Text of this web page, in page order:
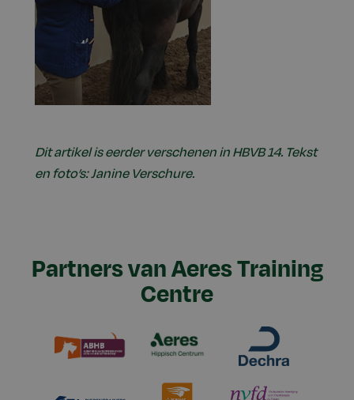
Dit artikel is eerder verschenen in HBVB 14. Tekst
en foto’s: Janine Verschure.
Partners van Aeres Training
Centre